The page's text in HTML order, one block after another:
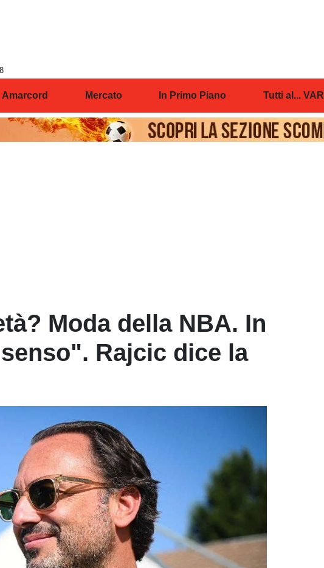
Amarcord Mercato In Primo Piano Tutti al... VAR
Moda della NBA. In
Rajcic dice la